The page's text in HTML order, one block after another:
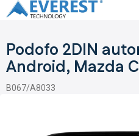
Přejít
na
Podofo 2DIN
Android, Mazda
B067/A8033